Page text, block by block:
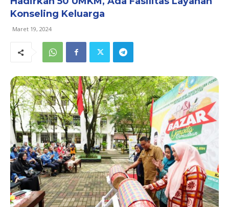
Konseling Keluarga
Maret 19, 2024